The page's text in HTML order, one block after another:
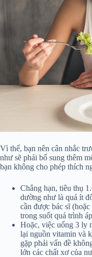
Vì thế, bạn nên cân nhắc
như sẽ phải bổ sung thêm
bạn không cho phép thích
Chẳng hạn, tiêu thụ
dường như là quá ít
cần được bác sĩ
trong suốt quá trình
Hoặc, việc uống 3 ly
lại nguồn vitamin và
gặp phải vấn đề
lớn các chất xơ của